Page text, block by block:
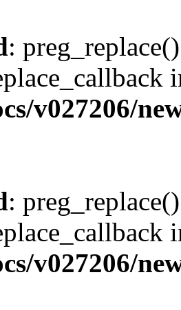
:
v027206/
:
v027206/